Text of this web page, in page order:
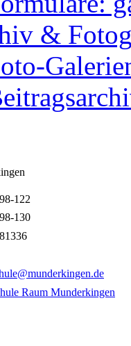
&
122
130
Raum Munderkingen